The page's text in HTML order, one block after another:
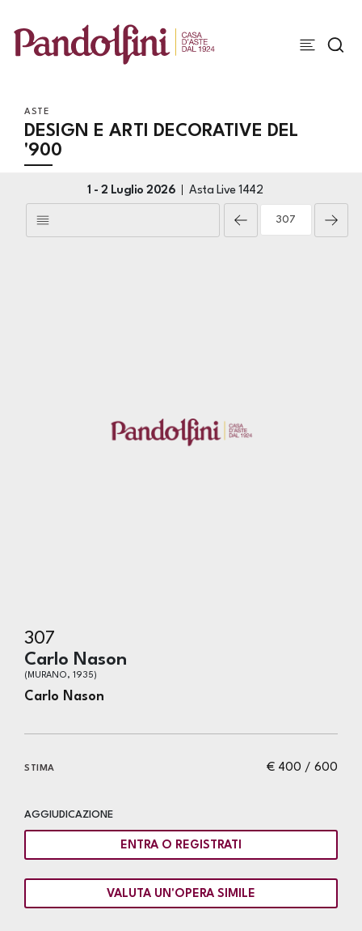
ASTE
DESIGN E ARTI DECORATIVE DEL
'900
1 - 2 Luglio 2026 Asta Live1442
307
Carlo Nason
(MURANO, 1935)
Carlo Nason
€ 400 / 600
STIMA
AGGIUDICAZIONE
ENTRA O REGISTRATI
VALUTA UN'OPERA SIMILE